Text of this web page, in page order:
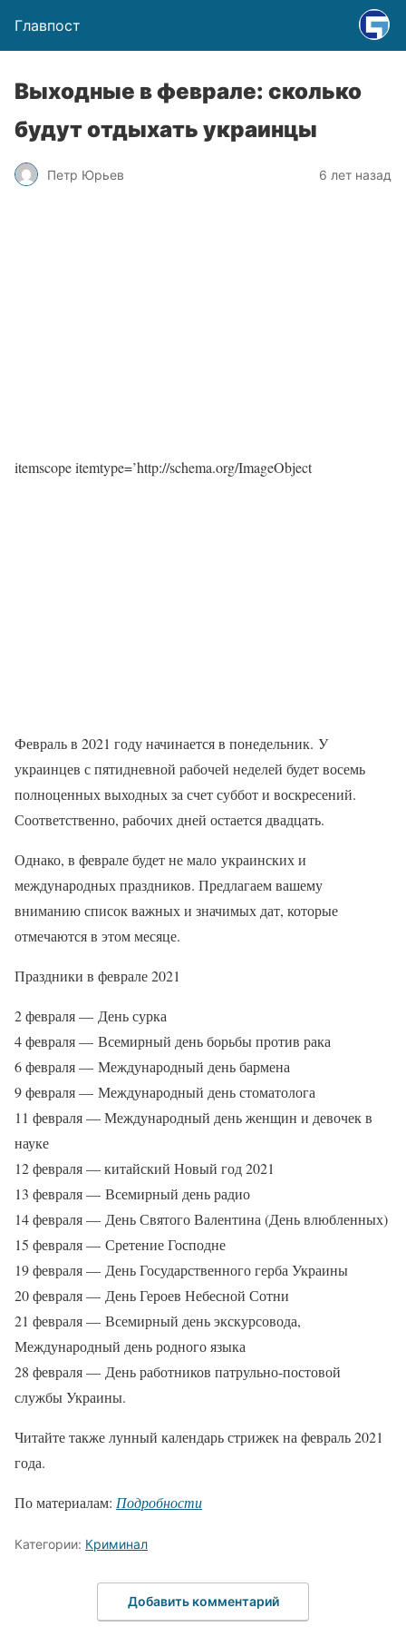
Главпост
Выходные в феврале: сколько
будут отдыхать украинцы
Петр Юрьев 6 лет назад
itemscope itemtype=’http://schema.org/ImageObject
Февраль в 2021 году начинается в понедельник. У
украинцев с пятидневной рабочей неделей будет восемь
полноценных выходных за счет суббот и воскресений.
Соответственно, рабочих дней остается двадцать.
Однако, в феврале будет не мало украинских и
международных праздников. Предлагаем вашему
вниманию список важных и значимых дат, которые
отмечаются в этом месяце.
Праздники в феврале 2021
2 февраля — День сурка
4 февраля — Всемирный день борьбы против рака
6 февраля — Международный день бармена
9 февраля — Международный день стоматолога
11 февраля — Международный день женщин и девочек в
науке
12 февраля — китайский Новый год 2021
13 февраля — Всемирный день радио
14 февраля — День Святого Валентина (День влюбленных)
15 февраля — Сретение Господне
19 февраля — День Государственного герба Украины
20 февраля — День Героев Небесной Сотни
21 февраля — Всемирный день экскурсовода,
Международный день родного языка
28 февраля — День работников патрульно-постовой
службы Украины.
Читайте также лунный календарь стрижек на февраль 2021
года.
По материалам: Подробности
Категории: Криминал
Добавить комментарий